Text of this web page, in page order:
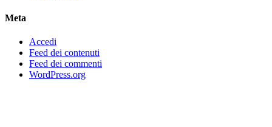
Meta
Accedi
Feed dei contenuti
Feed dei commenti
WordPress.org